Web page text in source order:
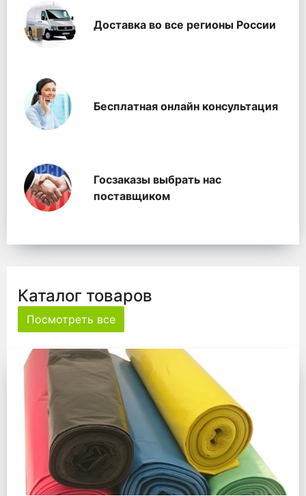
Доставка во все регионы России
Бесплатная онлайн консультация
Госзаказы выбрать нас
поставщиком
Каталог товаров
Посмотреть все